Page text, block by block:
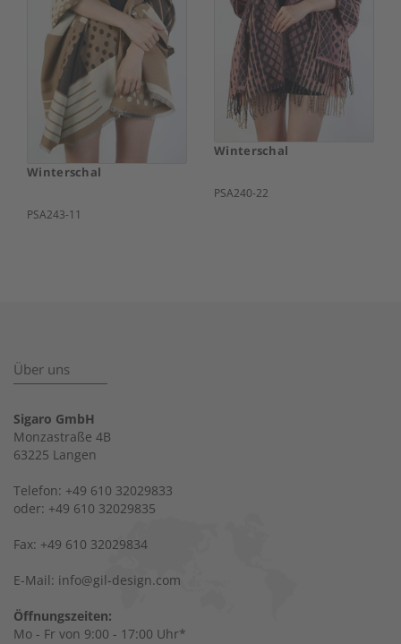
Winterschal
PSA243-11
Winterschal
PSA240-22
Über uns
Sigaro GmbH
Monzastraße 4B
63225 Langen
Telefon: +49 610 32029833
oder: +49 610 32029835
Fax: +49 610 32029834
E-Mail: info@gil-design.com
Öffnungszeiten:
Mo - Fr von 9:00 - 17:00 Uhr*